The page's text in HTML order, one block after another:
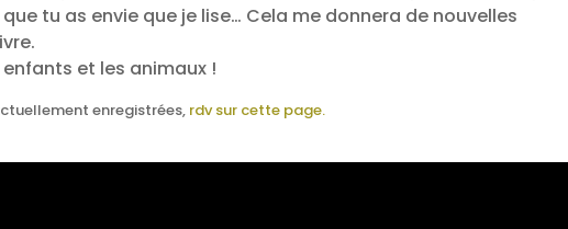
tu as envie que je lise… Cela me donnera de nouvelles
et les animaux !
enregistrées, rdv sur cette page.